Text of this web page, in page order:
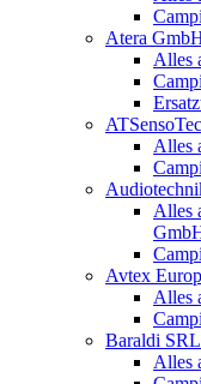
Atera
Alles
Alles
Alles
Avtex
Alles
Baraldi SRL
Alles